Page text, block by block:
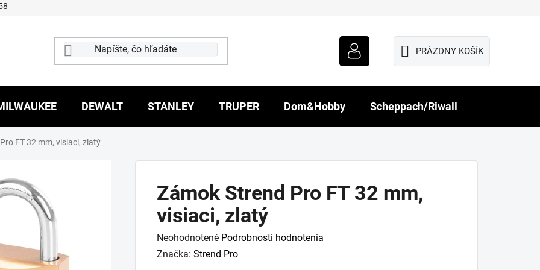
NÁKUPNÝ
PRÁZDNY KOŠÍK
DEWALT STANLEY TRUPER Dom&Hobby Scheppach/Riwall
FT 32 mm, visiaci, zlatý
Zámok Strend Pro FT 32 mm,
visiaci, zlatý
Priemerné
hodnotenie
Neohodnotené Podrobnosti hodnotenia
Značka: Strend Pro